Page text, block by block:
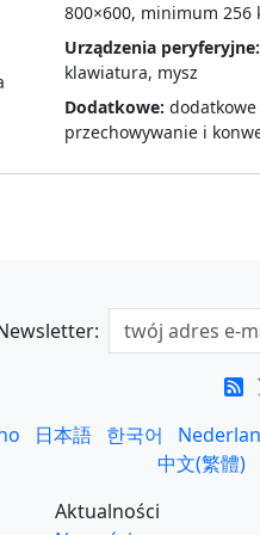
800×600, minimum 256
Urządzenia peryferyjne:
klawiatura, mysz
Dodatkowe:
przechowywanie i
日本語 한국어
中文(繁體)
Aktualności